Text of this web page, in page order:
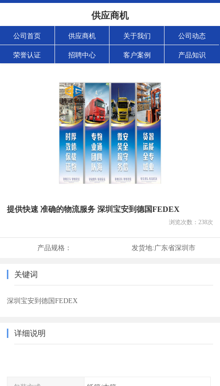
供应商机
公司首页 供应商机 关于我们 公司动态
荣誉认证 招聘中心 客户案例 产品知识
提供快速 准确的物流服务 深圳宝安到德国FEDEX
浏览次数： 238次
产品规格： 发货地:广东省深圳市
关键词
深圳宝安到德国FEDEX
详细说明